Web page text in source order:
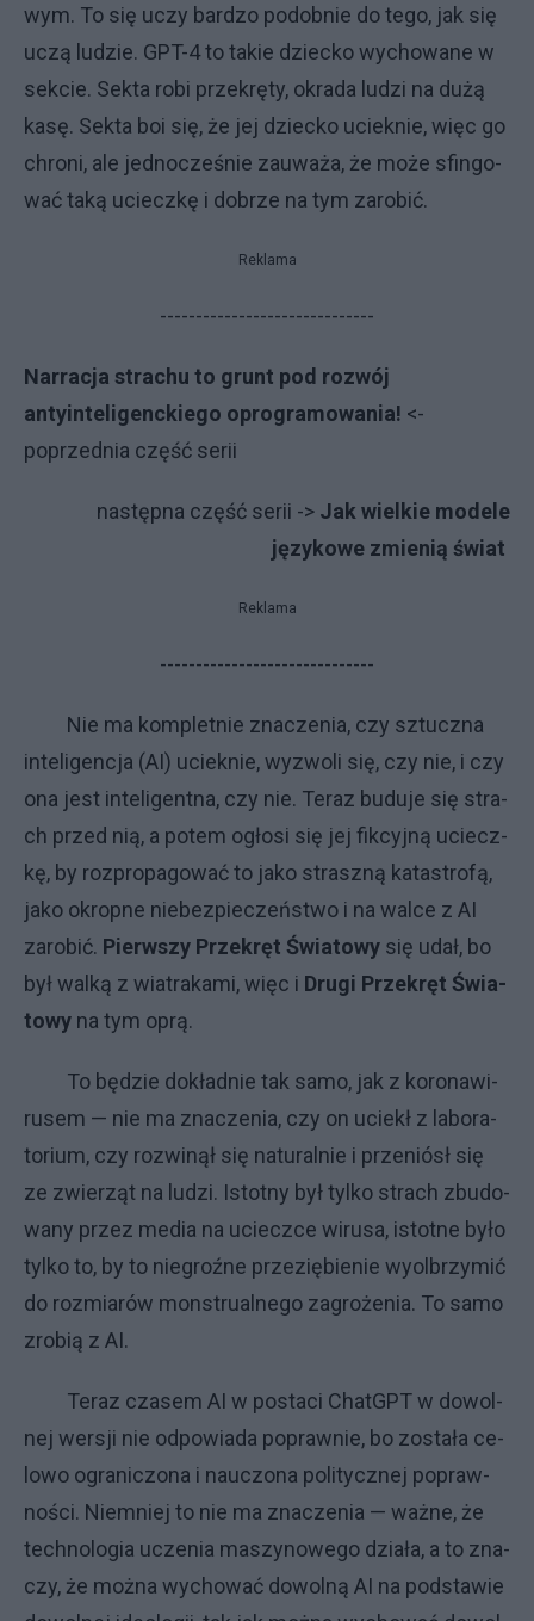
wym. To się uczy bar­dzo po­dob­nie do te­go, jak się
uczą lu­dzie. GPT-4 to ta­kie dziec­ko wy­cho­wa­ne w
sek­cie. Sek­ta ro­bi prze­krę­ty, okra­da lu­dzi na du­żą
ka­sę. Sek­ta boi się, że jej dziec­ko uciek­nie, więc go
chro­ni, ale jed­no­cze­śnie za­uwa­ża, że mo­że sfin­go­
wać ta­ką uciecz­kę i do­brze na tym za­ro­bić.
Reklama
------------------------------
Narracja strachu to grunt pod rozwój
antyinteligenckiego oprogramowania! <-
poprzednia część serii
na­stęp­na część serii -> Jak wielkie modele
językowe zmienią świat
Reklama
------------------------------
Nie ma kom­plet­nie zna­cze­nia, czy sztucz­na
in­te­li­gen­cja (AI) uciek­nie, wy­zwo­li się, czy nie, i czy
ona je­st in­te­li­gent­na, czy nie. Te­raz bu­du­je się stra­
ch przed nią, a po­tem ogło­si się jej fik­cyj­ną uciecz­
kę, by roz­pro­pa­go­wać to ja­ko strasz­ną ka­ta­stro­fą,
ja­ko okrop­ne nie­bez­pie­czeń­stwo i na wal­ce z AI
za­ro­bić. Pierw­szy Prze­kręt Świa­to­wy się udał, bo
był wal­ką z wia­tra­ka­mi, więc i Dru­gi Prze­kręt Świa­
to­wy na tym oprą.
To bę­dzie do­kład­nie tak sa­mo, jak z ko­ro­na­wi­
ru­sem — nie ma zna­cze­nia, czy on ucie­kł z la­bo­ra­
to­rium, czy roz­wi­nął się na­tu­ral­nie i prze­nió­sł się
ze zwie­rząt na lu­dzi. Istot­ny był tyl­ko stra­ch zbu­do­
wa­ny przez me­dia na uciecz­ce wi­ru­sa, istot­ne by­ło
tyl­ko to, by to nie­groź­ne prze­zię­bie­nie wy­ol­brzy­mić
do roz­mia­rów mon­stru­al­ne­go za­gro­że­nia. To sa­mo
zro­bią z AI.
Te­raz cza­sem AI w po­sta­ci ChatGPT w do­wol­
nej wer­sji nie od­po­wia­da po­praw­nie, bo zo­sta­ła ce­
lo­wo ogra­ni­czo­na i na­uczo­na po­li­tycz­nej po­praw­
no­ści. Nie­mniej to nie ma zna­cze­nia — waż­ne, że
tech­no­lo­gia ucze­nia ma­szy­no­we­go dzia­ła, a to zna­
czy, że moż­na wy­cho­wać do­wol­ną AI na pod­sta­wie